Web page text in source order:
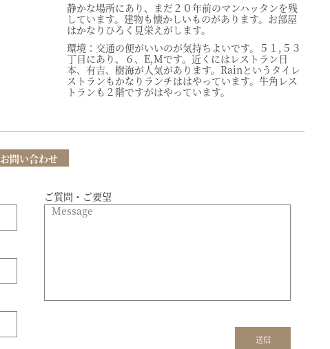
静かな場所にあり、まだ２０年前のマンハッタンを残
しています。建物も懐かしいものがあります。お部屋
はかなりひろく見栄えがします。
環境：交通の便がいいのが気持ちよいです。５１,５３
丁目にあり、６、E,Mです。近くにはレストラン日
本、有吉、樹海が人気があります。Rainというタイレ
ストランもかなりランチははやっています。牛角レス
トランも２階ですがはやっています。
お問い合わせ
ご質問・ご要望